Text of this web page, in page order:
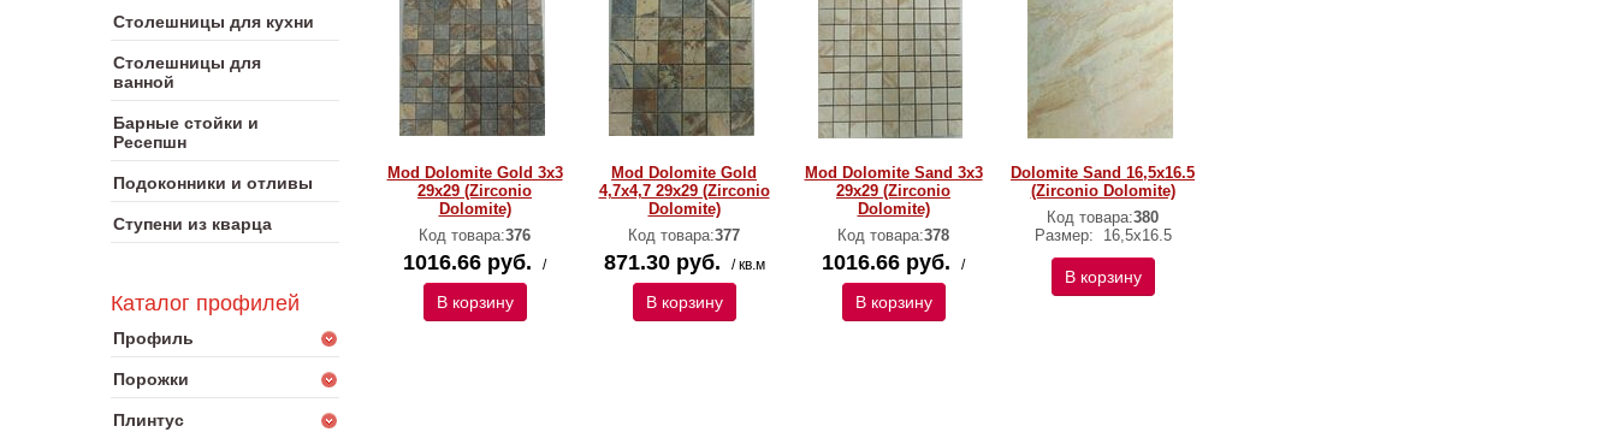
Столешницы для кухни
Столешницы для
ванной
Барные стойки и
Ресепшн
Подоконники и отливы
Ступени из кварца
Каталог профилей
Профиль
Порожки
Плинтус
Mod Dolomite Gold 3x3
29x29 (Zirconio
Dolomite)
Код товара:376
1016.66 руб. /
В корзину
Mod Dolomite Gold
4,7x4,7 29x29 (Zirconio
Dolomite)
Код товара:377
871.30 руб. / кв.м
В корзину
Mod Dolomite Sand 3x3
29x29 (Zirconio
Dolomite)
Код товара:378
1016.66 руб. /
В корзину
Dolomite Sand 16,5x16.5
(Zirconio Dolomite)
Код товара:380
Размер:
16,5x16.5
В корзину